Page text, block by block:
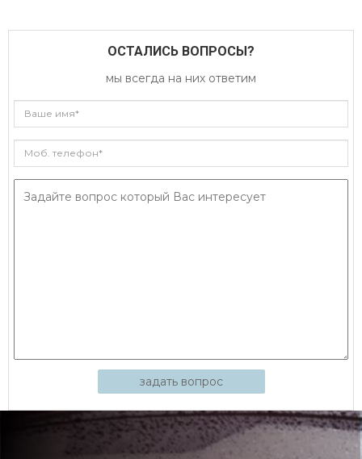
ОСТАЛИСЬ ВОПРОСЫ?
мы всегда на них ответим
задать вопрос